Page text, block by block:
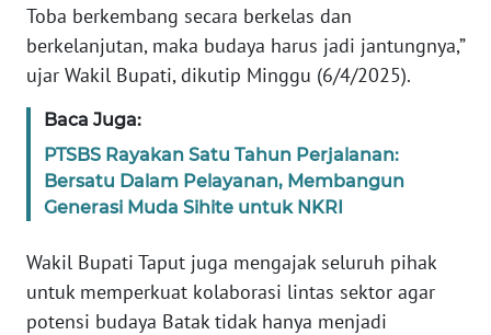
Toba berkembang secara berkelas dan
berkelanjutan, maka budaya harus jadi jantungnya,”
ujar Wakil Bupati, dikutip Minggu (6/4/2025).
Baca Juga:
PTSBS Rayakan Satu Tahun Perjalanan:
Bersatu Dalam Pelayanan, Membangun
Generasi Muda Sihite untuk NKRI
Wakil Bupati Taput juga mengajak seluruh pihak
untuk memperkuat kolaborasi lintas sektor agar
potensi budaya Batak tidak hanya menjadi
WN
SULBAR
WN
BABEL
WN
WN